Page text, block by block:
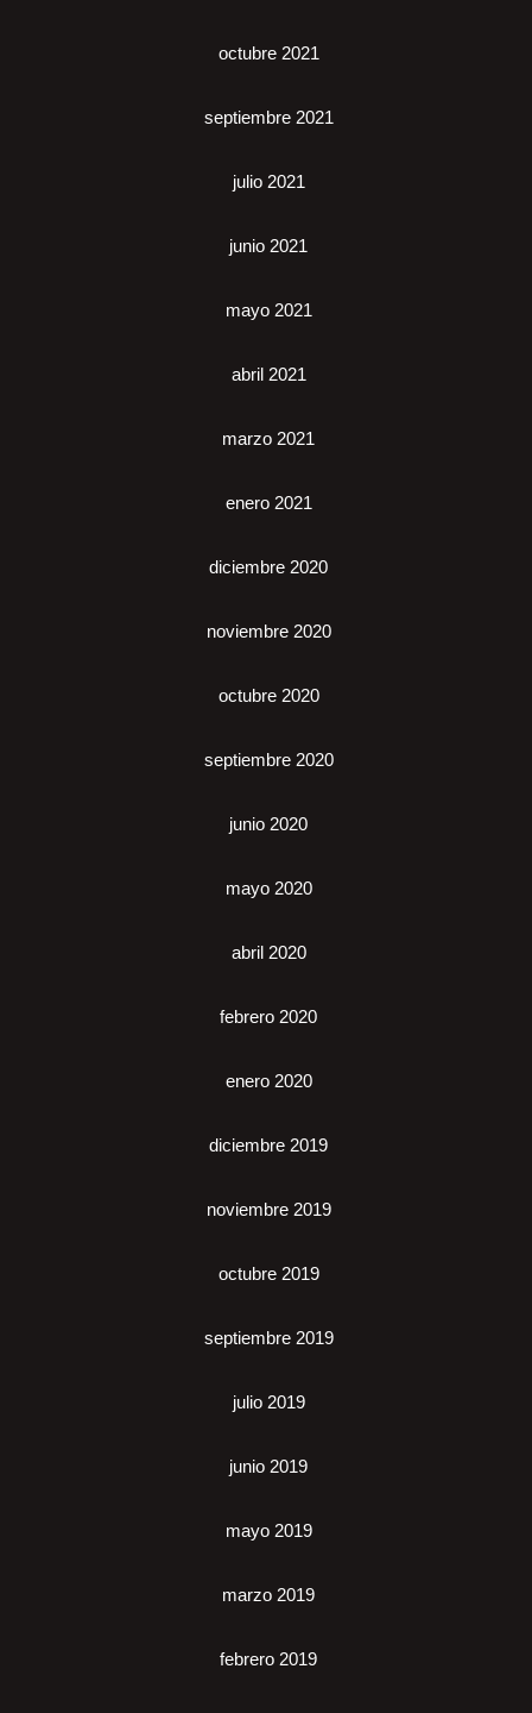
octubre 2021
septiembre 2021
julio 2021
junio 2021
mayo 2021
abril 2021
marzo 2021
enero 2021
diciembre 2020
noviembre 2020
octubre 2020
septiembre 2020
junio 2020
mayo 2020
abril 2020
febrero 2020
enero 2020
diciembre 2019
noviembre 2019
octubre 2019
septiembre 2019
julio 2019
junio 2019
mayo 2019
marzo 2019
febrero 2019